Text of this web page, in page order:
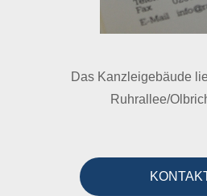
Das Kanzleigebäude
Ruhrallee/